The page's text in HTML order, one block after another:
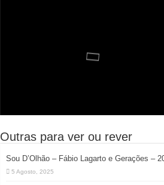
Outras para ver ou rever
Sou D’Olhão – Fábio Lagarto e Gerações –
5 Agosto, 2025